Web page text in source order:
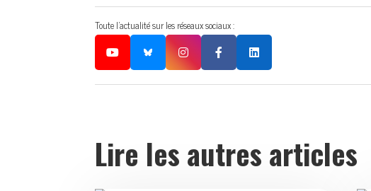
Toute l'actualité sur les réseaux sociaux :
Lire les autres articles